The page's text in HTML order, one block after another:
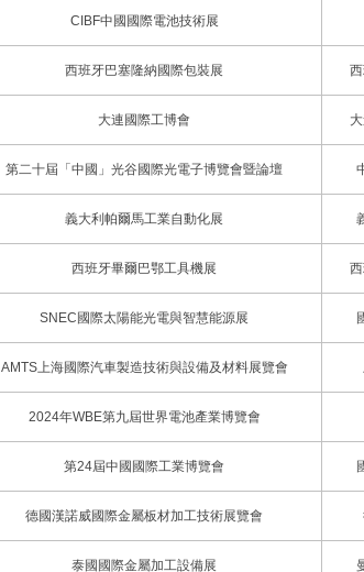
CIBF中國國際電池技術展
西班牙巴塞隆納國際包裝展
大連國際工博會
第二十屆「中國」光谷國際光電子博覽會暨論壇
義大利帕爾馬工業自動化展
西班牙畢爾巴鄂工具機展
SNEC國際太陽能光電與智慧能源展
AMTS上海國際汽車製造技術與設備及材料展覽會
2024年WBE第九屆世界電池產業博覽會
第24屆中國國際工業博覽會
德國漢諾威國際金屬板材加工技術展覽會
泰國國際金屬加工設備展